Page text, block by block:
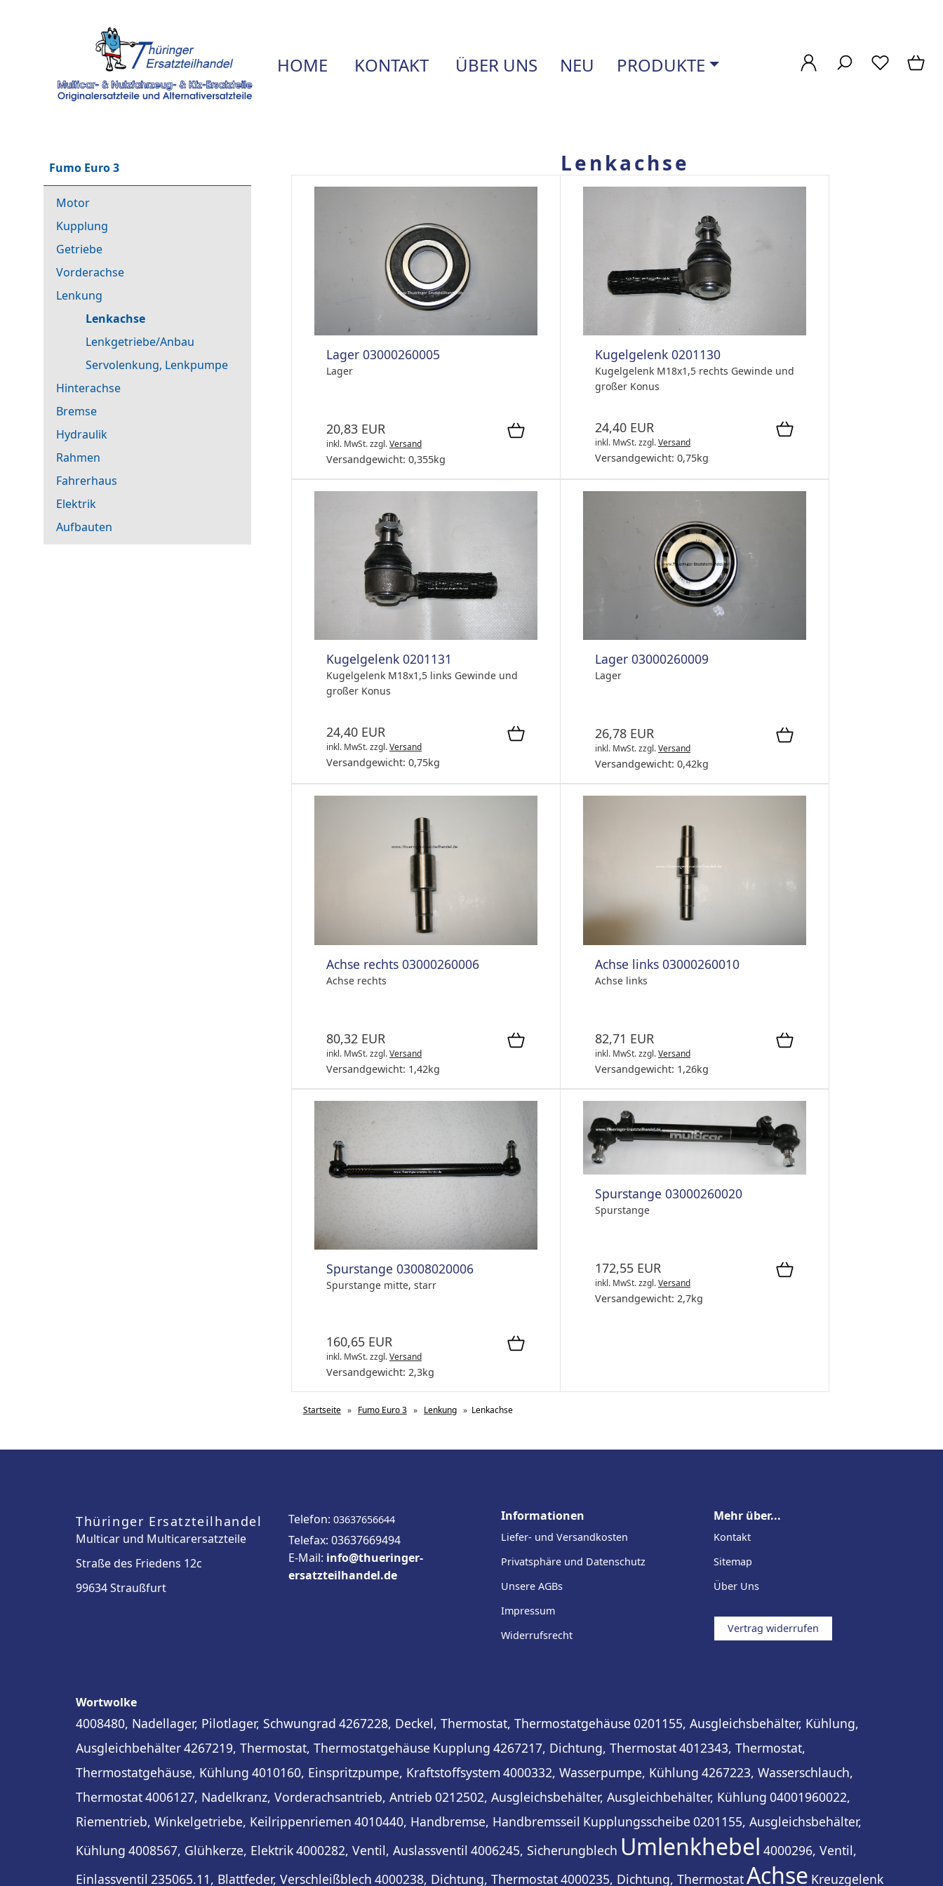
HOME KONTAKT ÜBER UNS NEU PRODUKTE
Fumo Euro 3
Motor
Kupplung
Getriebe
Vorderachse
Lenkung
Lenkachse
Lenkgetriebe/Anbau
Servolenkung, Lenkpumpe
Hinterachse
Bremse
Hydraulik
Rahmen
Fahrerhaus
Elektrik
Aufbauten
Lenkachse
Lager 03000260005
Lager
20,83 EUR
inkl. MwSt.zzgl.Versand
Versandgewicht: 0,355kg
Kugelgelenk 0201130
Kugelgelenk M18x1,5 rechts Gewinde und
großer Konus
24,40 EUR
inkl. MwSt.zzgl.Versand
Versandgewicht: 0,75kg
Kugelgelenk 0201131
Kugelgelenk M18x1,5 links Gewinde und
großer Konus
24,40 EUR
inkl. MwSt.zzgl.Versand
Versandgewicht: 0,75kg
Lager 03000260009
Lager
26,78 EUR
inkl. MwSt.zzgl.Versand
Versandgewicht: 0,42kg
Achse rechts 03000260006
Achse rechts
80,32 EUR
inkl. MwSt.zzgl.Versand
Versandgewicht: 1,42kg
Achse links 03000260010
Achse links
82,71 EUR
inkl. MwSt.zzgl.Versand
Versandgewicht: 1,26kg
Spurstange 03008020006
Spurstange mitte, starr
160,65 EUR
inkl. MwSt.zzgl.Versand
Versandgewicht: 2,3kg
Spurstange 03000260020
Spurstange
172,55 EUR
inkl. MwSt.zzgl.Versand
Versandgewicht: 2,7kg
Startseite » Fumo Euro 3 » Lenkung » Lenkachse
Thüringer Ersatzteilhandel
Multicar und Multicarersatzteile
Straße des Friedens 12c
99634 Straußfurt
Telefon: 03637656644
Telefax: 03637669494
E-Mail: info@thueringer-
ersatzteilhandel.de
Informationen
Liefer- und Versandkosten
Privatsphäre und Datenschutz
Unsere AGBs
Impressum
Widerrufsrecht
Mehr über...
Kontakt
Sitemap
Über Uns
Vertrag widerrufen
Wortwolke
4008480, Nadellager, Pilotlager, Schwungrad 4267228, Deckel, Thermostat, Thermostatgehäuse 0201155, Ausgleichsbehälter, Kühlung,
Ausgleichbehälter4267219, Thermostat, Thermostatgehäuse Kupplung 4267217, Dichtung, Thermostat4012343, Thermostat,
Thermostatgehäuse, Kühlung 4010160, Einspritzpumpe, Kraftstoffsystem 4000332, Wasserpumpe, Kühlung 4267223, Wasserschlauch,
Thermostat4006127, Nadelkranz, Vorderachsantrieb, Antrieb 0212502, Ausgleichsbehälter, Ausgleichbehälter, Kühlung 04001960022,
Riementrieb, Winkelgetriebe, Keilrippenriemen 4010440, Handbremse, Handbremsseil Kupplungsscheibe 0201155, Ausgleichsbehälter,
Kühlung 4008567, Glühkerze, Elektrik4000282, Ventil, Auslassventil 4006245, Sicherungblech Umlenkhebel 4000296, Ventil,
Einlassventil 235065.11, Blattfeder, Verschleißblech 4000238, Dichtung, Thermostat4000235, Dichtung, ThermostatAchse Kreuzgelenk